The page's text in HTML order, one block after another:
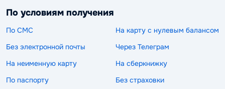
По условиям получения
По СМС
На карту с нулевым балансом
Без электронной почты
Через Телеграм
На неименную карту
На сберкнижку
По паспорту
Без страховки